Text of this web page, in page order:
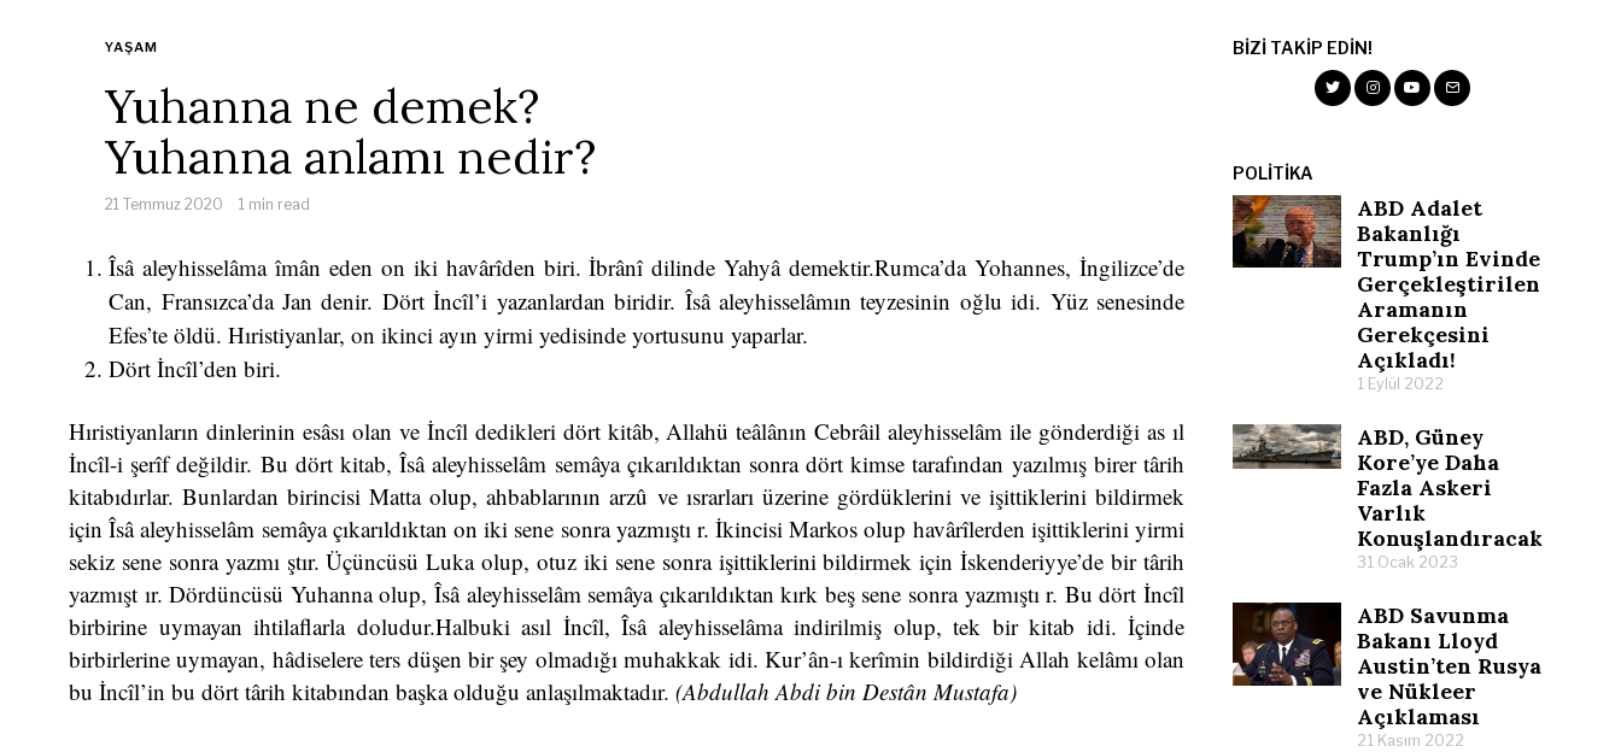
YAŞAM
Yuhanna ne demek?
Yuhanna anlamı nedir?
21 Temmuz 2020 1 min read
Îsâ aleyhisselâma îmân eden on iki havârîden biri. İbrânî dilinde Yahyâ demektir.Rumca’da Yohannes, İngilizce’de
Can, Fransızca’da Jan denir. Dört İncîl’i yazanlardan biridir. Îsâ aleyhisselâmın teyzesinin oğlu idi. Yüz senesinde
Efes’te öldü. Hıristiyanlar, on ikinci ayın yirmi yedisinde yortusunu yaparlar.
Dört İncîl’den biri.
Hıristiyanların dinlerinin esâsı olan ve İncîl dedikleri dört kitâb, Allahü teâlânın Cebrâil aleyhisselâm ile gönderdiği as ıl
İncîl-i şerîf değildir. Bu dört kitab, Îsâ aleyhisselâm semâya çıkarıldıktan sonra dört kimse tarafından yazılmış birer târih
kitabıdırlar. Bunlardan birincisi Matta olup, ahbablarının arzû ve ısrarları üzerine gördüklerini ve işittiklerini bildirmek
için Îsâ aleyhisselâm semâya çıkarıldıktan on iki sene sonra yazmıştı r. İkincisi Markos olup havârîlerden işittiklerini yirmi
sekiz sene sonra yazmı ştır. Üçüncüsü Luka olup, otuz iki sene sonra işittiklerini bildirmek için İskenderiyye’de bir târih
yazmışt ır. Dördüncüsü Yuhanna olup, Îsâ aleyhisselâm semâya çıkarıldıktan kırk beş sene sonra yazmıştı r. Bu dört İncîl
birbirine uymayan ihtilaflarla doludur.Halbuki asıl İncîl, Îsâ aleyhisselâma indirilmiş olup, tek bir kitab idi. İçinde
birbirlerine uymayan, hâdiselere ters düşen bir şey olmadığı muhakkak idi. Kur’ân-ı kerîmin bildirdiği Allah kelâmı olan
bu İncîl’in bu dört târih kitabından başka olduğu anlaşılmaktadır. (Abdullah Abdi bin Destân Mustafa)
BIZI TAKIP EDIN!
POLITIKA
ABD Adalet
Bakanlığı
Trump’ın Evinde
Gerçekleştirilen
Aramanın
Gerekçesini
Açıkladı!
1 Eylül 2022
ABD, Güney
Kore’ye Daha
Fazla Askeri
Varlık
Konuşlandıracak
31 Ocak 2023
ABD Savunma
Bakanı Lloyd
Austin’ten Rusya
ve Nükleer
Açıklaması
21 Kasım 2022